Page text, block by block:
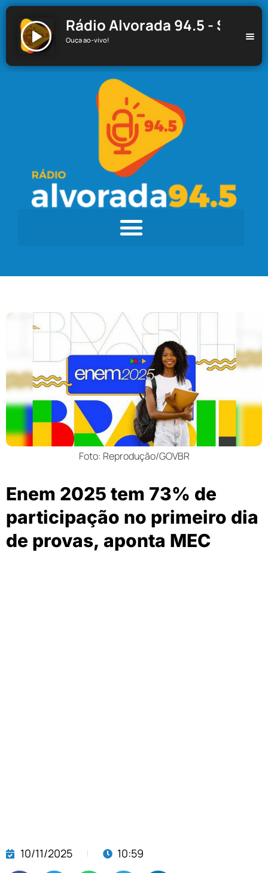
Rádio Alvorada 94.5 - Santa
Ouça ao-vivo!
Foto: Reprodução/GOVBR
Enem 2025 tem 73% de
participação no primeiro dia
de provas, aponta MEC
10/11/2025 10:59